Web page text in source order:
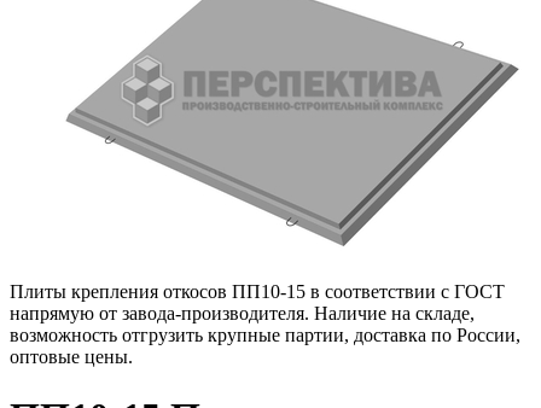
Плиты крепления откосов ПП10-15 в соответствии с ГОСТ
напрямую от завода-производителя. Наличие на складе,
возможность отгрузить крупные партии, доставка по России,
оптовые цены.